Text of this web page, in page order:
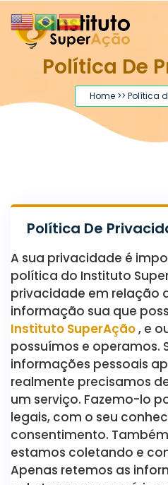
Política De
Home >> Política
Política De
A sua privacidade é
política do Instituto
privacidade em relação
informação sua que
Instituto SuperAção, e
possuímos e operamos.
informações pessoais
realmente precisamos
um serviço. Fazemo-lo
legais, com o seu
consentimento.
estamos coletando e
Apenas retemos as